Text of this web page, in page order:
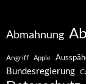
Abmahnung
Angriff Apple
Bundesregierung